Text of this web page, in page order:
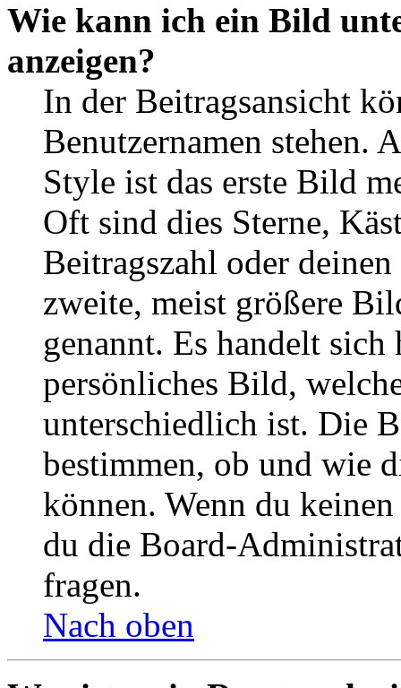
Wie kann ich ein Bild
anzeigen?
In der Beitragsansicht
Benutzernamen stehen.
Style ist das erste Bild
Oft sind dies Sterne,
Beitragszahl oder
zweite, meist größere
genannt. Es handelt
persönliches Bild,
unterschiedlich ist. Die
bestimmen, ob und wie
können. Wenn du
du die Board-
fragen.
Nach oben